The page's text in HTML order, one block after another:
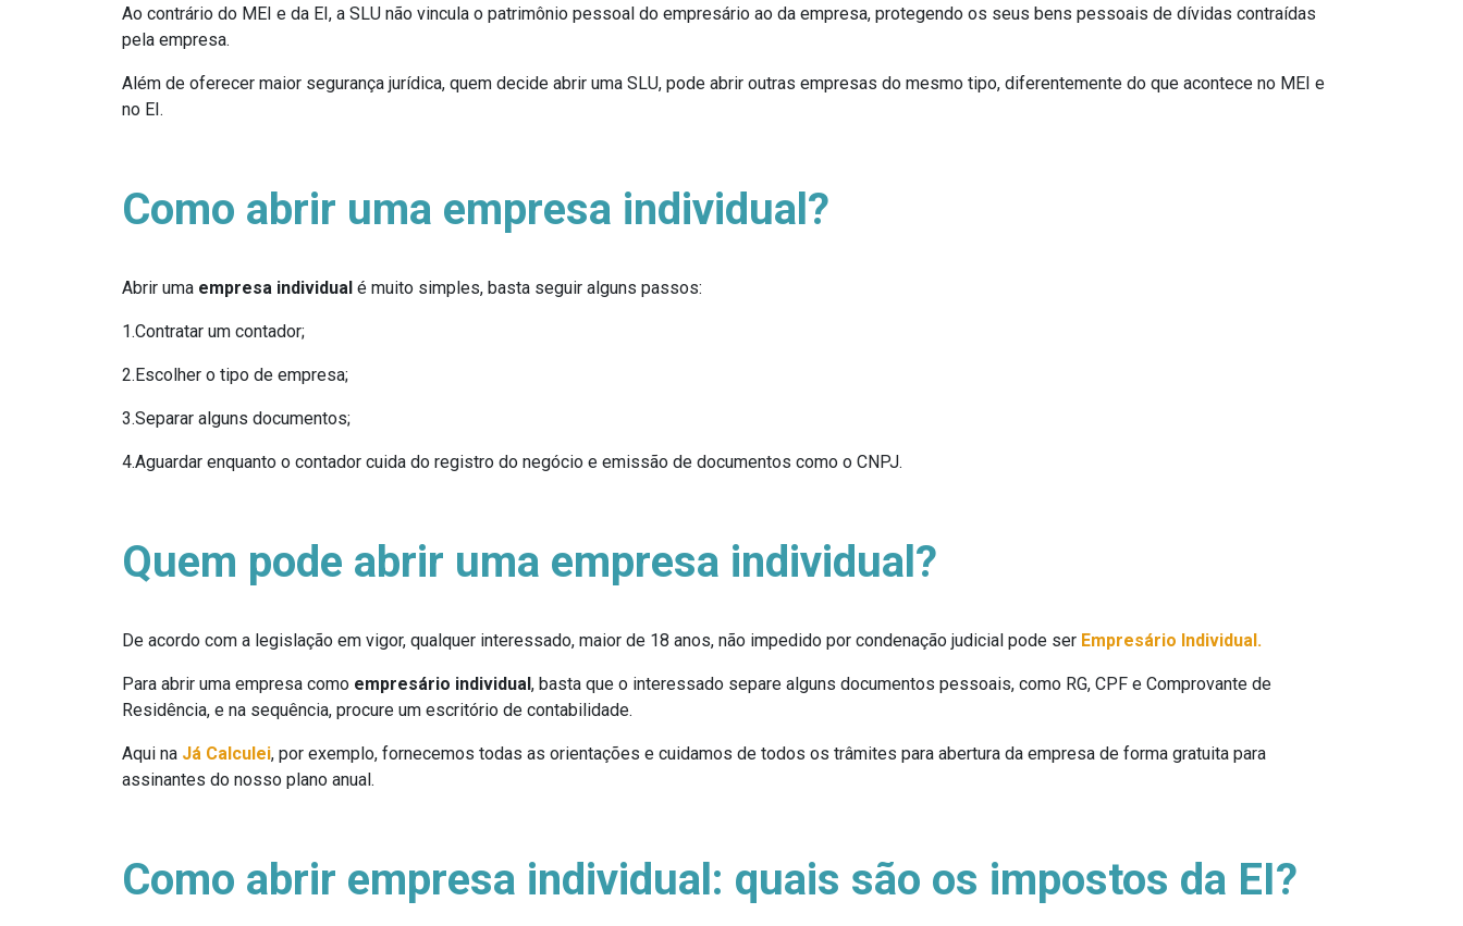
Ao contrário do MEI e da EI, a SLU não vincula o patrimônio pessoal do empresário ao da empresa, protegendo os seus bens pessoais de dívidas contraídas
pela empresa.
Além de oferecer maior segurança jurídica, quem decide abrir uma SLU, pode abrir outras empresas do mesmo tipo, diferentemente do que acontece no MEI e
no EI.
Como abrir uma empresa individual?
Abrir uma empresa individual é muito simples, basta seguir alguns passos:
1.Contratar um contador;
2.Escolher o tipo de empresa;
3.Separar alguns documentos;
4.Aguardar enquanto o contador cuida do registro do negócio e emissão de documentos como o CNPJ.
Quem pode abrir uma empresa individual?
De acordo com a legislação em vigor, qualquer interessado, maior de 18 anos, não impedido por condenação judicial pode ser Empresário Individual.
Para abrir uma empresa como empresário individual, basta que o interessado separe alguns documentos pessoais, como RG, CPF e Comprovante de
Residência, e na sequência, procure um escritório de contabilidade.
Aqui na Já Calculei, por exemplo, fornecemos todas as orientações e cuidamos de todos os trâmites para abertura da empresa de forma gratuita para
assinantes do nosso plano anual.
Como abrir empresa individual: quais são os impostos da EI?